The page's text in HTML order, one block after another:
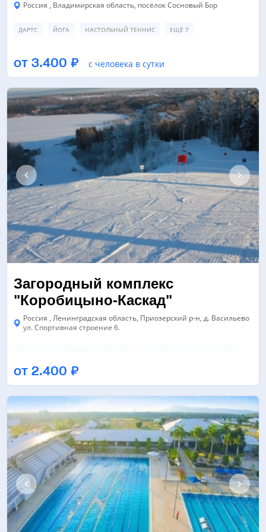
Россия , Владимирская область, посёлок Сосновый Бор
ДАРТС ЙОГА НАСТОЛЬНЫЙ ТЕННИС ЕЩЁ 7
ЕЩЁ 6
от 3.400 ₽ с человека в сутки
Загородный комплекс
"Коробицыно-Каскад"
Россия , Ленинградская область, Приозерский р-н, д. Васильево
ул. Спортивная строение 6.
ГОРНОЛЫЖНЫЙ СПОРТ
ГОРНОЛЫЖНАЯ ТРАССА
от 2.400 ₽